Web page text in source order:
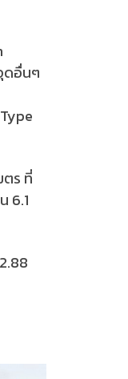
ดอื่นๆ
ร ที่
6.1